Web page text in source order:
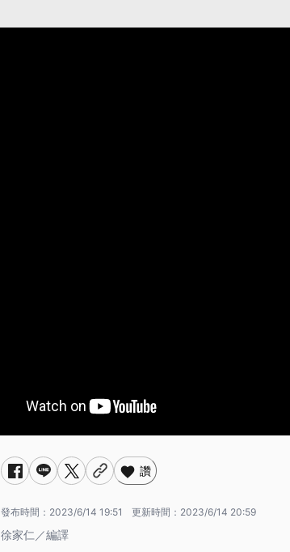
讚
發布時間： 2023/6/14 19:51 更新時間： 2023/6/14 20:59
徐家仁／編譯